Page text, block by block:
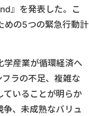
』を発表した。こ
めの5つの緊急行動計
学産業が循環経済へ
ラの不足、複雑な
ていることが明らか
、未成熟なバリュ